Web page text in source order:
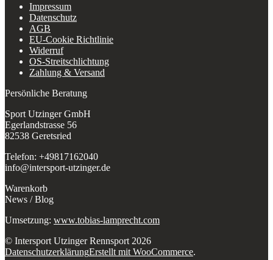
Impressum
Datenschutz
AGB
EU-Cookie Richtlinie
Widerruf
OS-Streitschlichtung
Zahlung & Versand
Persönliche Beratung
Sport Utzinger GmbH
Egerlandstrasse 56
82538 Geretsried
Telefon: +49817162040
info@intersport-utzinger.de
Warenkorb
News / Blog
Umsetzung: www.tobias-lamprecht.com
© Intersport Utzinger Rennsport 2026
DatenschutzerklärungErstellt mit WooCommerce.